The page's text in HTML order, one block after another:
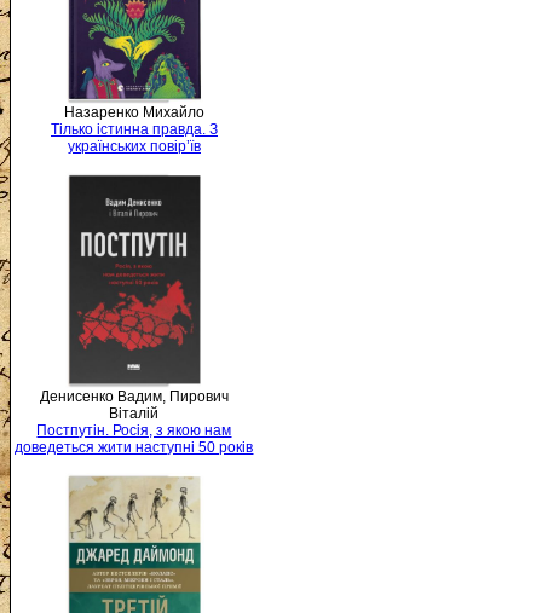
Назаренко Михайло
Тілько істинна правда. З
українських повір’їв
Денисенко Вадим, Пирович
Віталій
Постпутін. Росія, з якою нам
доведеться жити наступні 50 років